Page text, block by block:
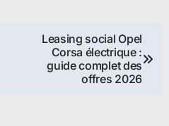
Leasing social Opel
Corsa électrique :
guide complet des
offres 2026